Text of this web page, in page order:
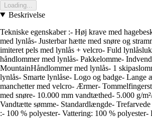
Loading...
Beskrivelse
Tekniske egenskaber :- Høj krave med
med lynlås- Justerbar hætte med snøre og
imiteret pels med lynlås + velcro- Fuld
håndlommer med lynlås- Pakkelomme-
MountainHåndlommer med lynlås- 1
lynlås- Smarte lynlåse- Logo og badge- Lange
manchetter med velcro- Ærmer-
med snøre- 10.000 mm vandtæthed- 5.000 g/
Vandtætte sømme- Standardlængde-
:- 100 % polyester- Vattering: 100 % polyester-